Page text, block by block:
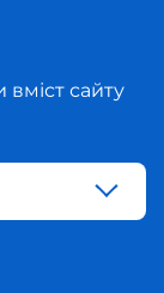
вміст сайту